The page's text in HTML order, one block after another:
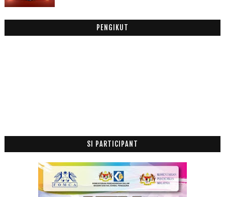
Surat Untuk Sekolah Nak Balik Bersalin Di Kampung
Gerakan Baby Dalam Kandungan
Masalah Bertimpa: Ibu Mana Yang Sempurna
Januari(21)
(174)
PENGIKUT
SI PARTICIPANT